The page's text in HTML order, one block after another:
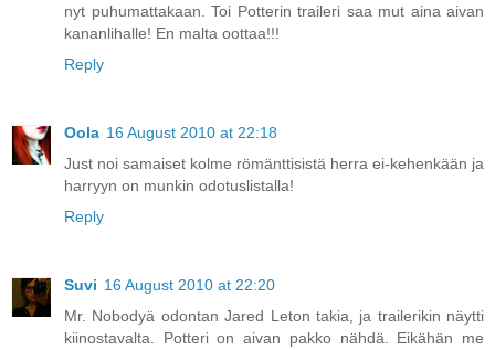
nyt puhumattakaan. Toi Potterin traileri saa mut aina aivan
kananlihalle! En malta oottaa!!!
Reply
Oola 16 August 2010 at 22:18
Just noi samaiset kolme römänttisistä herra ei-kehenkään ja
harryyn on munkin odotuslistalla!
Reply
Suvi 16 August 2010 at 22:20
Mr. Nobodyä odontan Jared Leton takia, ja trailerikin näytti
kiinostavalta. Potteri on aivan pakko nähdä. Eikähän me